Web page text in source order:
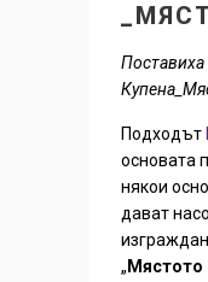
Подходът
основата
някои
дават
„ Мястото